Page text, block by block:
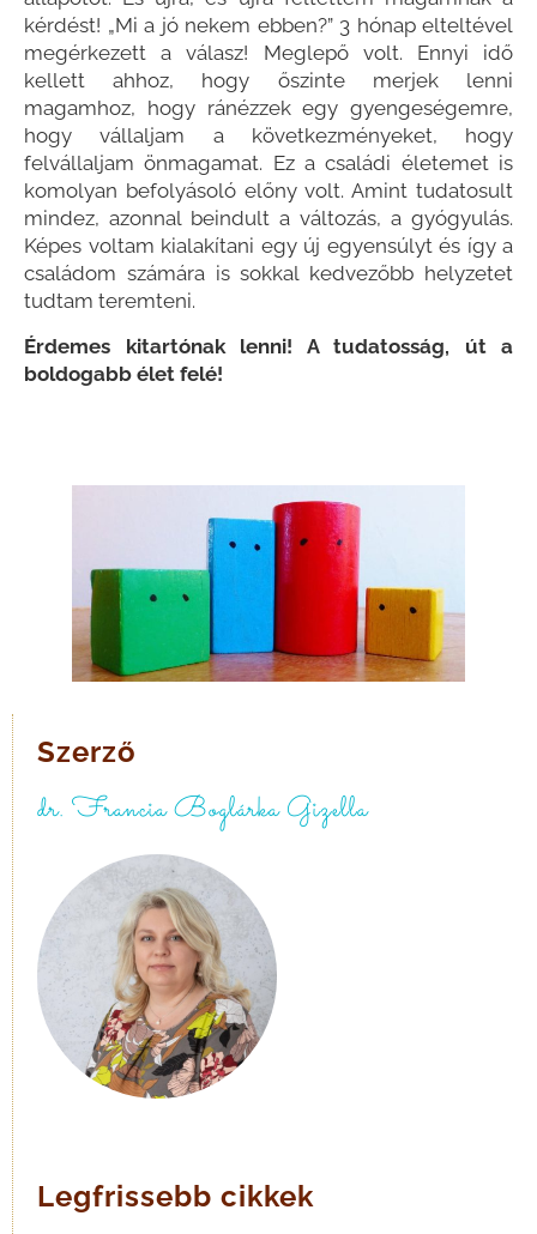
kérdést! „Mi a jó nekem ebben?” 3 hónap elteltével
megérkezett a válasz! Meglepő volt. Ennyi idő
kellett ahhoz, hogy őszinte merjek lenni
magamhoz, hogy ránézzek egy gyengeségemre,
hogy vállaljam a következményeket, hogy
felvállaljam önmagamat. Ez a családi életemet is
komolyan befolyásoló előny volt. Amint tudatosult
mindez, azonnal beindult a változás, a gyógyulás.
Képes voltam kialakítani egy új egyensúlyt és így a
családom számára is sokkal kedvezőbb helyzetet
tudtam teremteni.
Érdemes kitartónak lenni! A tudatosság, út a
boldogabb élet felé!
Szerző
dr. Francia Boglárka Gizella
Legfrissebb cikkek